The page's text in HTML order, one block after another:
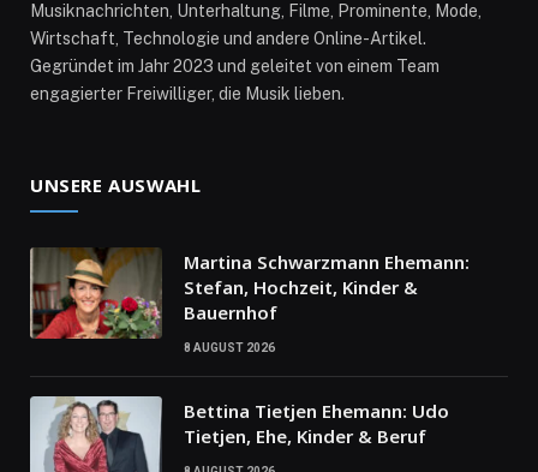
Musiknachrichten, Unterhaltung, Filme, Prominente, Mode,
Wirtschaft, Technologie und andere Online-Artikel.
Gegründet im Jahr 2023 und geleitet von einem Team
engagierter Freiwilliger, die Musik lieben.
UNSERE AUSWAHL
Martina Schwarzmann Ehemann:
Stefan, Hochzeit, Kinder &
Bauernhof
8 AUGUST 2026
Bettina Tietjen Ehemann: Udo
Tietjen, Ehe, Kinder & Beruf